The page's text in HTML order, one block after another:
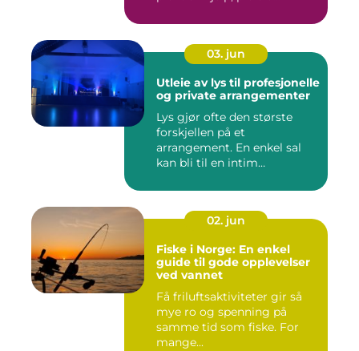
03. jun
Utleie av lys til profesjonelle
og private arrangementer
Lys gjør ofte den største
forskjellen på et
arrangement. En enkel sal
kan bli til en intim
02. jun
Fiske i Norge: En enkel
guide til gode opplevelser
ved vannet
Få friluftsaktiviteter gir så
mye ro og spenning på
samme tid som fiske. For
mange...